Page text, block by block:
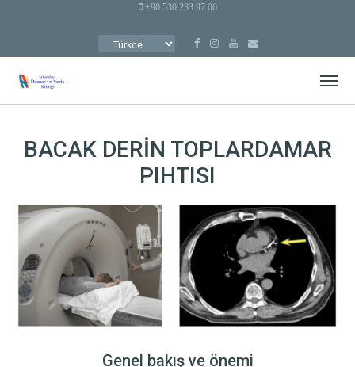
+90 530 233 97 06
BACAK DERİN TOPLARDAMAR
PIHTISI
Genel bakış ve önemi